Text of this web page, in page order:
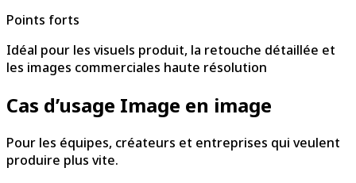
Points forts
Idéal pour les visuels produit, la retouche détaillée et
les images commerciales haute résolution
Cas d’usage Image en image
Pour les équipes, créateurs et entreprises qui veulent
produire plus vite.